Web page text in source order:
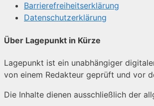
Barrierefreiheitserklärung
Datenschutzerklärung
Über Lagepunkt in Kürze
Lagepunkt ist ein unabhängiger
von einem Redakteur geprüft und vor
Die Inhalte dienen ausschließlich der